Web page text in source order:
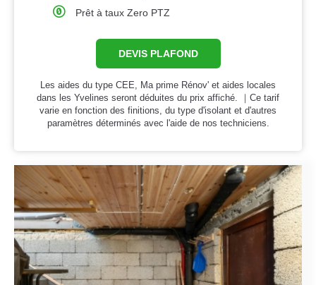
Prêt à taux Zero PTZ
DEVIS PLAFOND
Les aides du type CEE, Ma prime Rénov' et aides locales
dans les Yvelines seront déduites du prix affiché. ｜Ce tarif
varie en fonction des finitions, du type d'isolant et d'autres
paramètres déterminés avec l'aide de nos techniciens.